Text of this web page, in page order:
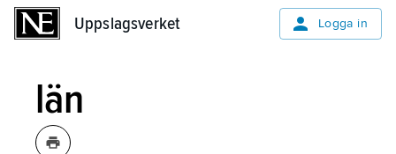
Uppslagsverket Logga in
län